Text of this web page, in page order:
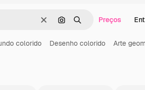
LimparPesquisar por imagem
BuscarPreços
colorido Desenho colorido Arte